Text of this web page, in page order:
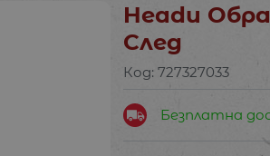
Headu
След
Код: 727327033
Безплатна